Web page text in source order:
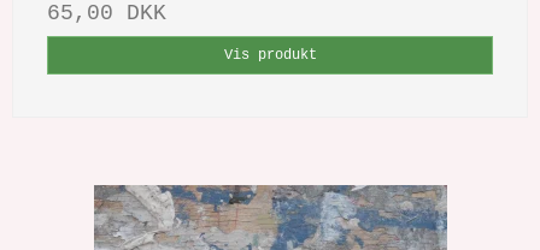
65,00 DKK
Vis produkt